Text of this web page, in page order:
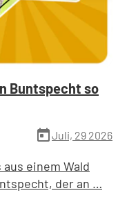
Buntspecht so
todayJuli, 29 2026
einem Wald
der an …